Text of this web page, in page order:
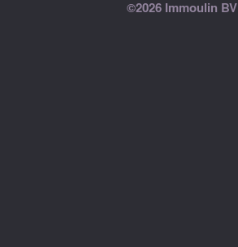
©2026 Immoulin BV